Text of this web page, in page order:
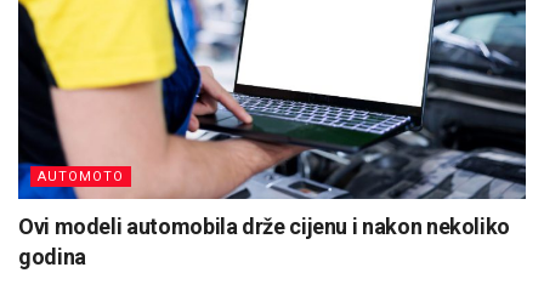
AUTOMOTO
Ovi modeli automobila drže cijenu i nakon nekoliko
godina